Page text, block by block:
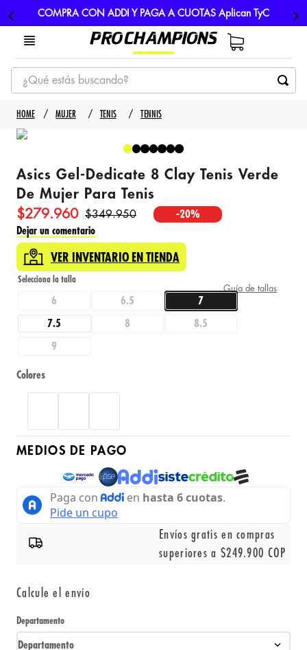
COMPRA CON ADDI Y PAGA A CUOTAS Aplican TyC
¿Qué estás buscando?
TÉRMINOS MÁS BUSCADOS
1
3. nike
4. guayos
5
MUJER TENIS TENNIS
Asics Gel-Dedicate 8 Clay Tenis Verde
De Mujer Para Tenis
$279.960 $349.950 -20%
Dejar un comentario
VER INVENTARIO EN TIENDA
Guía de tallas
6 6.5 7
7.5 8 8.5
9
Colores
MEDIOS DE PAGO
Envíos gratis en compras
superiores a $249.900 COP
Calcule el envío
Departamento
Departamento